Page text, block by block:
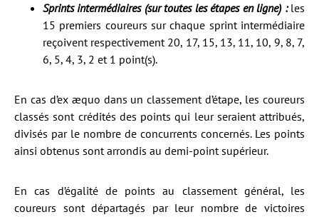
Sprints intermédiaires (sur toutes les étapes en ligne) :les
15 premiers coureurs sur chaque sprint intermédiaire
reçoivent respectivement 20, 17, 15, 13, 11, 10, 9, 8, 7,
6, 5, 4, 3, 2 et 1 point(s).
En cas d’ex æquo dans un classement d’étape, les coureurs
classés sont crédités des points qui leur seraient attribués,
divisés par le nombre de concurrents concernés. Les points
ainsi obtenus sont arrondis au demi-point supérieur.
En cas d’égalité de points au classement général, les
coureurs sont départagés par leur nombre de victoires